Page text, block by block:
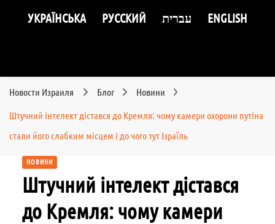
УКРАЇНСЬКА
РУССКИЙ עברית ENGLISH
Новости Израиля Блог Новини
Штучний інтелект дістався до Кремля: чому камери охорони путіна
стали його слабким місцем і до чого тут Ізраїль
НОВИНИ
Штучний інтелект дістався
до Кремля: чому камери